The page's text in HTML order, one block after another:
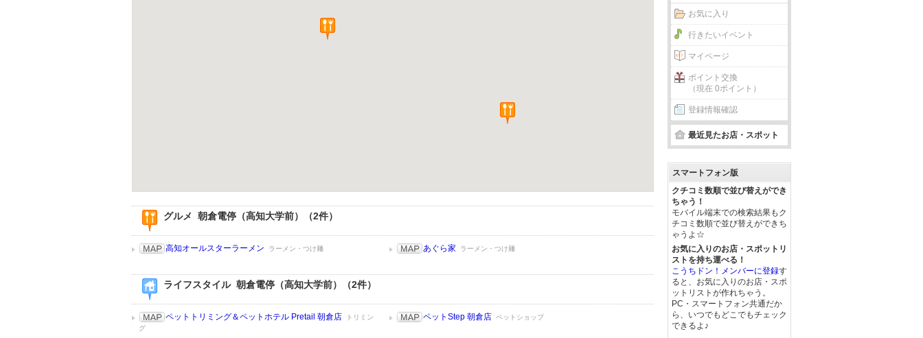
グルメ 朝倉電停（高知大学前）（2件）
高知オールスターラーメン ラーメン・つけ麺 あぐら家 ラーメン・つけ麺
ライフスタイル 朝倉電停（高知大学前）（2件）
ペットトリミング＆ペットホテル Pretail 朝倉店
トリミン
グ
ペットStep 朝倉店 ペットショップ
お気に入り
行きたいイベント
マイページ
ポイント交換
（現在 0ポイント）
登録情報確認
最近見たお店・スポット
スマートフォン版
クチコミ数順で並び替えができ
ちゃう！
モバイル端末での検索結果もク
チコミ数順で並び替えができち
ゃうよ☆
お気に入りのお店・スポットリ
ストを持ち運べる！
こうちドン！メンバーに登録す
ると、お気に入りのお店・スポ
ットリストが作れちゃう。
PC・スマートフォン共通だか
ら、いつでもどこでもチェック
できるよ♪